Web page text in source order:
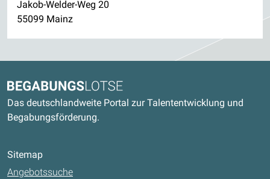
Jakob-Welder-Weg 20
55099 Mainz
Begabungslotse
Das deutschlandweite Portal zur Talententwicklung und
Begabungsförderung.
Sitemap
Angebotssuche